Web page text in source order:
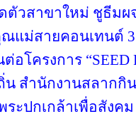
ดตัวสาขาใหม่ ชูธีม
แม่สายคอนเทนต์
โครงการ “SEED
สำนักงานสลากกิน
ปกเกล้าเพื่อสังคม